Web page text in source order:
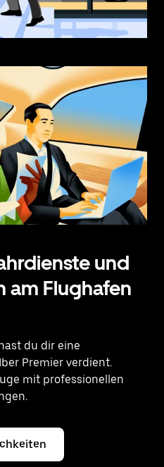
und
am Flughafen
du dir eine
Premier verdient.
mit professionellen